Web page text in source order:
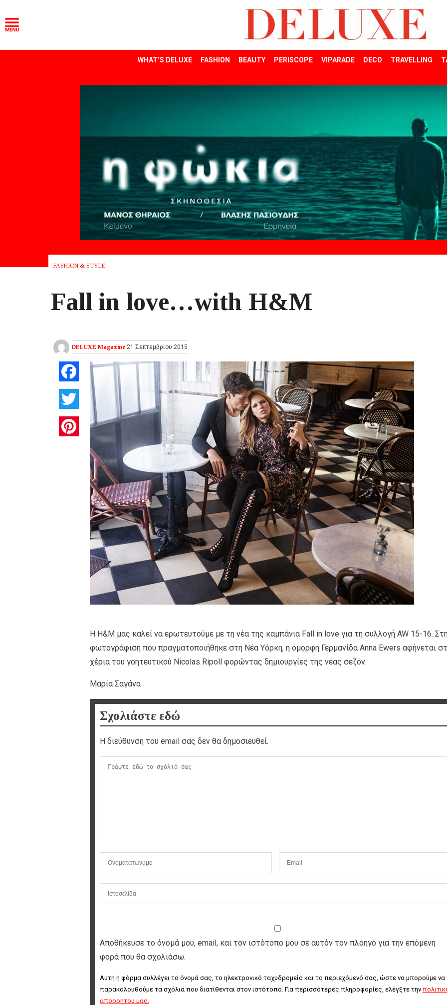
WHAT’S DELUXE FASHION BEAUTY PERISCOPE VIPARADE DECO TRAVELLING
FASHION & STYLE
Fall in love…with H&M
DELUXE Magazine 21 Σεπτεμβρίου 2015
Facebook
Twitter
Pinterest
Η H&M μας καλεί να ερωτευτούμε με τη νέα της καμπάνια Fall in love για τη συλλογή AW 15-16.
φωτογράφιση που πραγματοποιήθηκε στη Νέα Υόρκη, η όμορφη Γερμανίδα Anna Ewers αφήνεται
χέρια του γοητευτικού Nicolas Ripoll φορώντας δημιουργίες της νέας σεζόν.
Μαρία Σαγάνα
Σχολιάστε εδώ
Η διεύθυνση του email σας δεν θα δημοσιευθεί.
Αποθήκευσε το όνομά μου, email, και τον ιστότοπο μου σε αυτόν τον πλοηγό για την επόμενη
φορά που θα σχολιάσω.
Αυτή η φόρμα συλλέγει το όνομά σας, το ηλεκτρονικό ταχυδρομείο και το περιεχόμενό σας, ώστε να μπορούμε να
παρακολουθούμε τα σχόλια που διατίθενται στον ιστότοπο. Για περισσότερες πληροφορίες, ελέγξτε την
απορρήτου μας.